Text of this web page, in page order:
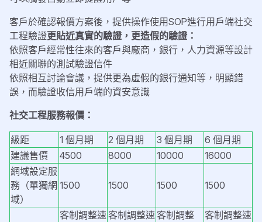
客戶於確認報價方案後，提供操作使用SOP進行用戶端社交
工程驗證更貼近真實的驗證，更造假的驗證：
依照客戶經常性往來的客戶與廠商，銀行，人力資源等設計
相近關聯的測試驗證信件
依照相互討論會議，提供更為虛假的銀行通知等，明顯錯
誤，而驗證收信用戶端的資安意識
社交工程服務報價：
級距 1 個月期 2 個月期 3 個月期
6 個月期
建議售價
4500 8000 10000
16000
網域設定服
務（單獨網
域）
1500 1500 1500 1500
客制調整速 客制調整速 客制調整
客制調整速